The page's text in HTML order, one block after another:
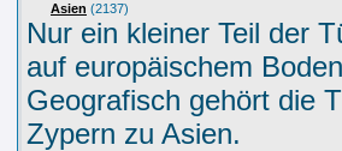
Asien (2137)
Nur ein kleiner Teil der
auf europäischem
Geografisch gehört die
Zypern zu Asien.